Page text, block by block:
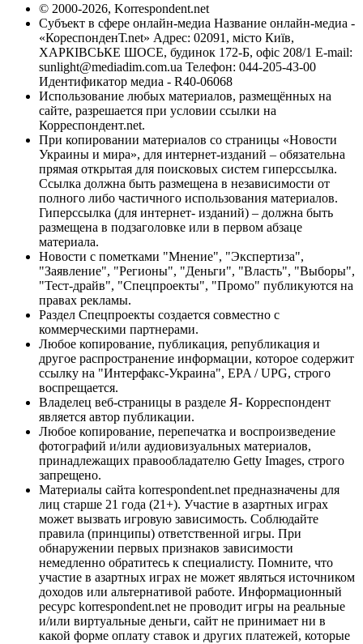
© 2000-2026, Korrespondent.net
Субъект в сфере онлайн-медиа Название онлайн-медиа -
«КореспонденТ.net» Адрес: 02091, місто Київ,
ХАРКІВСЬКЕ ШОСЕ, будинок 172-Б, офіс 208/1 E-mail:
sunlight@mediadim.com.ua Телефон: 044-205-43-00
Идентификатор медиа - R40-06068
Использование любых материалов, размещённых на
сайте, разрешается при условии ссылки на
Корреспондент.net.
При копировании материалов со страницы «Новости
Украины и мира», для интернет-изданий – обязательна
прямая открытая для поисковых систем гиперссылка.
Ссылка должна быть размещена в независимости от
полного либо частичного использования материалов.
Гиперссылка (для интернет- изданий) – должна быть
размещена в подзаголовке или в первом абзаце
материала.
Новости с пометками "Мнение", "Экспертиза",
"Заявление", "Регионы", "Деньги", "Власть", "Выборы",
"Тест-драйв", "Спецпроекты", "Промо" публикуются на
правах рекламы.
Раздел Спецпроекты создается совместно с
коммерческими партнерами.
Любое копирование, публикация, републикация и
другое распространение информации, которое содержит
ссылку на "Интерфакс-Украина", EPA / UPG, строго
воспрещается.
Владелец веб-страницы в разделе Я- Корреспондент
является автор публикации.
Любое копирование, перепечатка и воспроизведение
фотографий и/или аудиовизуальных материалов,
принадлежащих правообладателю Getty Images, строго
запрещено.
Материалы сайта korrespondent.net предназначены для
лиц старше 21 года (21+). Участие в азартных играх
может вызвать игровую зависимость. Соблюдайте
правила (принципы) ответственной игры. При
обнаружении первых признаков зависимости
немедленно обратитесь к специалисту. Помните, что
участие в азартных играх не может являться источником
доходов или альтернативой работе. Информационный
ресурс korrespondent.net не проводит игры на реальные
и/или виртуальные деньги, сайт не принимает ни в
какой форме оплату ставок и других платежей, которые